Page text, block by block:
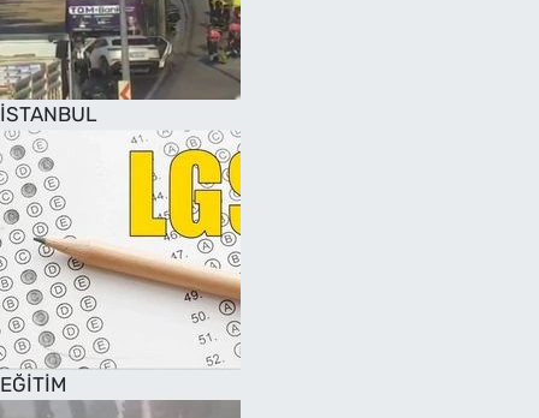
İSTANBUL
EĞİTİM